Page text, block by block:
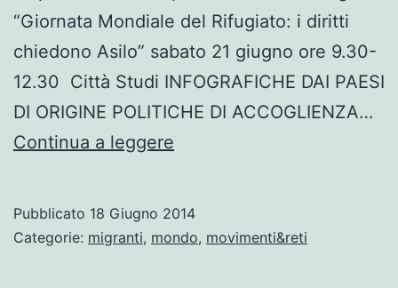
“Giornata Mondiale del Rifugiato: i diritti
chiedono Asilo” sabato 21 giugno ore 9.30-
12.30 Città Studi INFOGRAFICHE DAI PAESI
DI ORIGINE POLITICHE DI ACCOGLIENZA…
Continua a leggere
giugno.
Pubblicato 18 Giugno 2014
Categorie: migranti, mondo, movimenti&reti